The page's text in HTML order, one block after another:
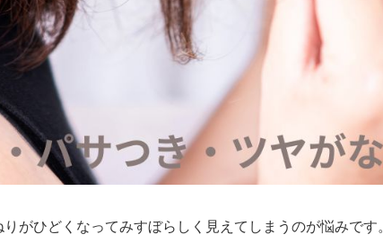
がひどくなってみすぼらしく見えてしまうのが悩みです。